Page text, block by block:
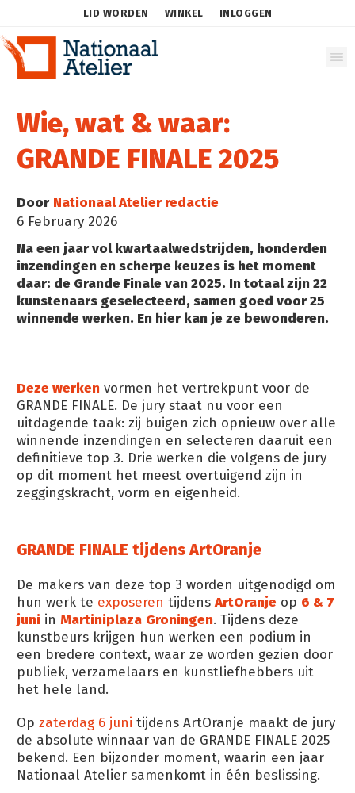
LID WORDEN WINKEL INLOGGEN
Wie, wat & waar:
GRANDE FINALE 2025
Door Nationaal Atelier redactie
6 February 2026
Na een jaar vol kwartaalwedstrijden, honderden
inzendingen en scherpe keuzes is het moment
daar: de Grande Finale van 2025. In totaal zijn 22
kunstenaars geselecteerd, samen goed voor 25
winnende werken. En hier kan je ze bewonderen.
Deze werken vormen het vertrekpunt voor de
GRANDE FINALE. De jury staat nu voor een
uitdagende taak: zij buigen zich opnieuw over alle
winnende inzendingen en selecteren daaruit een
definitieve top 3. Drie werken die volgens de jury
op dit moment het meest overtuigend zijn in
zeggingskracht, vorm en eigenheid.
GRANDE FINALE tijdens ArtOranje
De makers van deze top 3 worden uitgenodigd om
hun werk te exposeren tijdensArtOranje op 6 & 7
juni in Martiniplaza Groningen. Tijdens deze
kunstbeurs krijgen hun werken een podium in
een bredere context, waar ze worden gezien door
publiek, verzamelaars en kunstliefhebbers uit
het hele land.
Op zaterdag 6 juni tijdens ArtOranje maakt de jury
de absolute winnaar van de GRANDE FINALE 2025
bekend. Een bijzonder moment, waarin een jaar
Nationaal Atelier samenkomt in één beslissing.